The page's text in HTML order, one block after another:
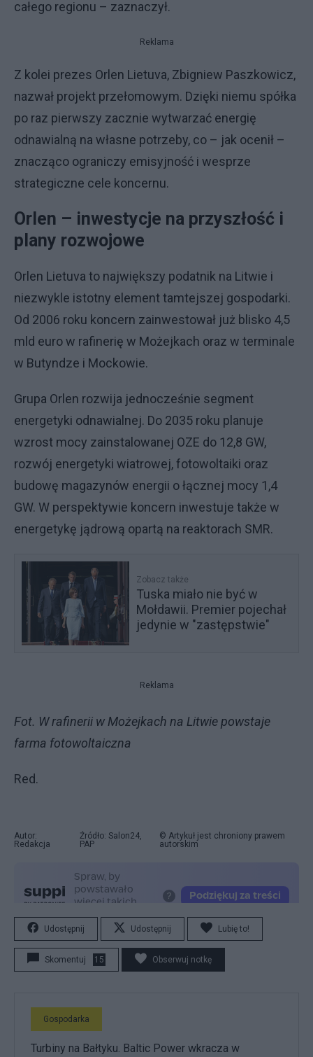
całego regionu – zaznaczył.
Reklama
Z kolei prezes Orlen Lietuva, Zbigniew Paszkowicz,
nazwał projekt przełomowym. Dzięki niemu spółka
po raz pierwszy zacznie wytwarzać energię
odnawialną na własne potrzeby, co – jak ocenił –
znacząco ograniczy emisyjność i wesprze
strategiczne cele koncernu.
Orlen – inwestycje na przyszłość i
plany rozwojowe
Orlen Lietuva to największy podatnik na Litwie i
niezwykle istotny element tamtejszej gospodarki.
Od 2006 roku koncern zainwestował już blisko 4,5
mld euro w rafinerię w Możejkach oraz w terminale
w Butyndze i Mockowie.
Grupa Orlen rozwija jednocześnie segment
energetyki odnawialnej. Do 2035 roku planuje
wzrost mocy zainstalowanej OZE do 12,8 GW,
rozwój energetyki wiatrowej, fotowoltaiki oraz
budowę magazynów energii o łącznej mocy 1,4
GW. W perspektywie koncern inwestuje także w
energetykę jądrową opartą na reaktorach SMR.
Zobacz także
Tuska miało nie być w
Mołdawii. Premier pojechał
jedynie w "zastępstwie"
Reklama
Fot. W rafinerii w Możejkach na Litwie powstaje
farma fotowoltaiczna
Red.
Autor:
Redakcja
Źródło: Salon24,
PAP
© Artykuł jest chroniony prawem
autorskim
Udostępnij Udostępnij Lubię to!
Skomentuj 15 Obserwuj notkę
Gospodarka
Turbiny na Bałtyku. Baltic Power wkracza w